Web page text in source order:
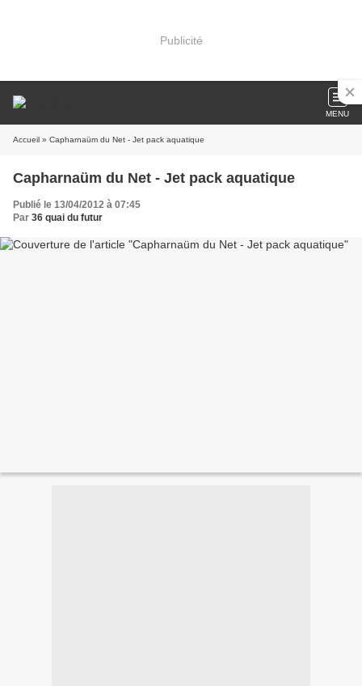
Publicité
MENU
Accueil » Capharnaüm du Net - Jet pack aquatique
Capharnaüm du Net - Jet pack aquatique
Publié le 13/04/2012 à 07:45
Par 36 quai du futur